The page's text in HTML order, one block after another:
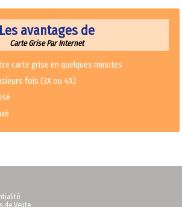
Les avantages de
Carte Grise Par Internet
carte grise en quelques minutes
fois (3X ou 4X)
de Vente